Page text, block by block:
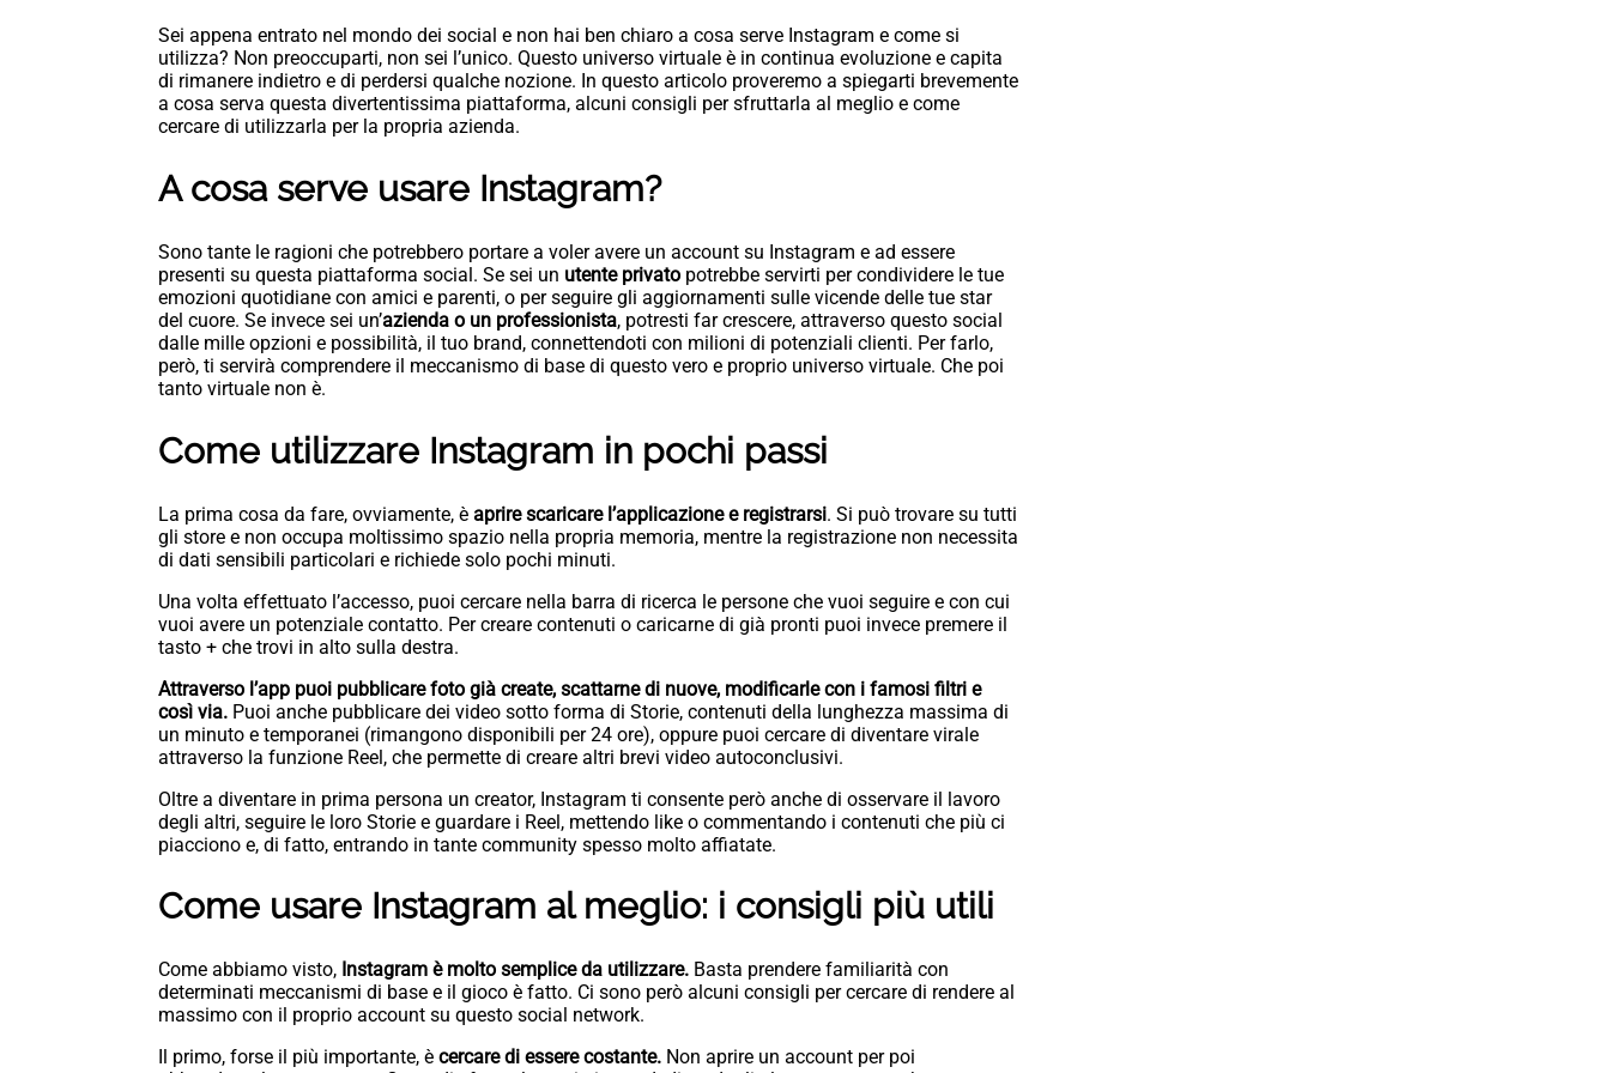
Sei appena entrato nel mondo dei social e non hai ben chiaro a cosa serve Instagram e come si
utilizza? Non preoccuparti, non sei l’unico. Questo universo virtuale è in continua evoluzione e capita
di rimanere indietro e di perdersi qualche nozione. In questo articolo proveremo a spiegarti brevemente
a cosa serva questa divertentissima piattaforma, alcuni consigli per sfruttarla al meglio e come
cercare di utilizzarla per la propria azienda.
A cosa serve usare Instagram?
Sono tante le ragioni che potrebbero portare a voler avere un account su Instagram e ad essere
presenti su questa piattaforma social. Se sei un utente privato potrebbe servirti per condividere le tue
emozioni quotidiane con amici e parenti, o per seguire gli aggiornamenti sulle vicende delle tue star
del cuore. Se invece sei un’azienda o un professionista, potresti far crescere, attraverso questo social
dalle mille opzioni e possibilità, il tuo brand, connettendoti con milioni di potenziali clienti. Per farlo,
però, ti servirà comprendere il meccanismo di base di questo vero e proprio universo virtuale. Che poi
tanto virtuale non è.
Come utilizzare Instagram in pochi passi
La prima cosa da fare, ovviamente, è aprire scaricare l’applicazione e registrarsi. Si può trovare su tutti
gli store e non occupa moltissimo spazio nella propria memoria, mentre la registrazione non necessita
di dati sensibili particolari e richiede solo pochi minuti.
Una volta effettuato l’accesso, puoi cercare nella barra di ricerca le persone che vuoi seguire e con cui
vuoi avere un potenziale contatto. Per creare contenuti o caricarne di già pronti puoi invece premere il
tasto + che trovi in alto sulla destra.
Attraverso l’app puoi pubblicare foto già create, scattarne di nuove, modificarle con i famosi filtri e
così via. Puoi anche pubblicare dei video sotto forma di Storie, contenuti della lunghezza massima di
un minuto e temporanei (rimangono disponibili per 24 ore), oppure puoi cercare di diventare virale
attraverso la funzione Reel, che permette di creare altri brevi video autoconclusivi.
Oltre a diventare in prima persona un creator, Instagram ti consente però anche di osservare il lavoro
degli altri, seguire le loro Storie e guardare i Reel, mettendo like o commentando i contenuti che più ci
piacciono e, di fatto, entrando in tante community spesso molto affiatate.
Come usare Instagram al meglio: i consigli più utili
Come abbiamo visto, Instagram è molto semplice da utilizzare. Basta prendere familiarità con
determinati meccanismi di base e il gioco è fatto. Ci sono però alcuni consigli per cercare di rendere al
massimo con il proprio account su questo social network.
Il primo, forse il più importante, è cercare di essere costante. Non aprire un account per poi